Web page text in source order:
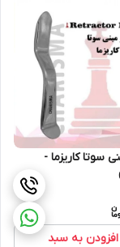
سوتا کاریزما -
افزودن به سبد